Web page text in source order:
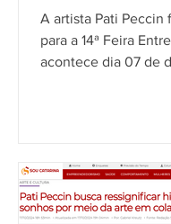
A artista Pati Peccin
para a 14ª Feira
acontece dia 07 de